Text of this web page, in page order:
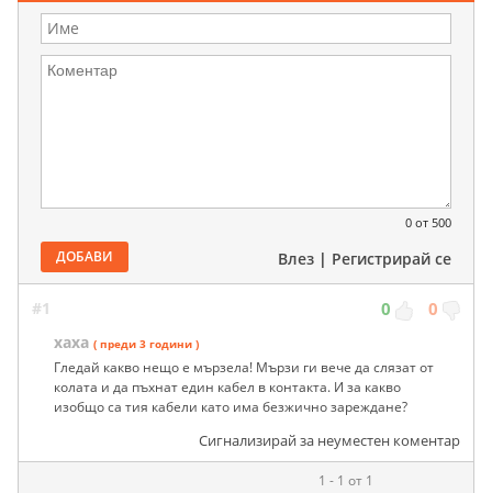
0 от 500
ДОБАВИ Влез | Регистрирай се
#1 0 0
хаха ( преди 3 години )
Гледай какво нещо е мързела! Мързи ги вече да слязат от
колата и да пъхнат един кабел в контакта. И за какво
изобщо са тия кабели като има безжично зареждане?
Сигнализирай за неуместен коментар
1 - 1 от 1